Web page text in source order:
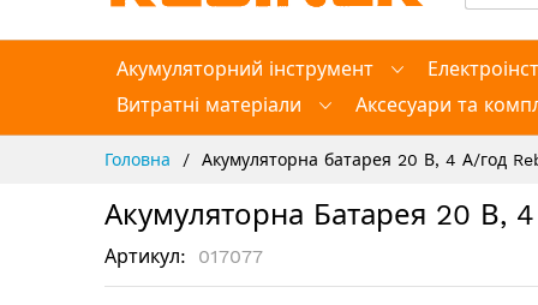
Акумуляторний інструмент
Витратні матеріали
Аксесуари та
Головна Акумуляторна батарея 20 В, 4 А/год
Акумуляторна Батарея 20 В,
Артикул 017077